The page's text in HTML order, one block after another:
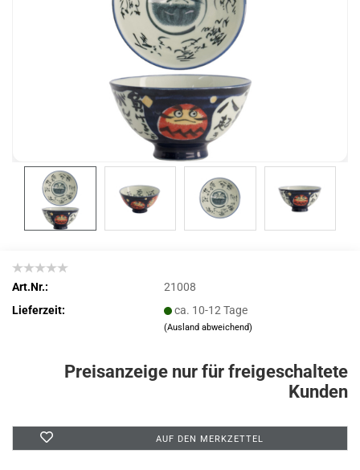
Art.Nr.:
21008
Lieferzeit:
ca. 10-12 Tage
(Ausland abweichend)
Preisanzeige nur für freigeschaltete
Kunden
AUF DEN MERKZETTEL